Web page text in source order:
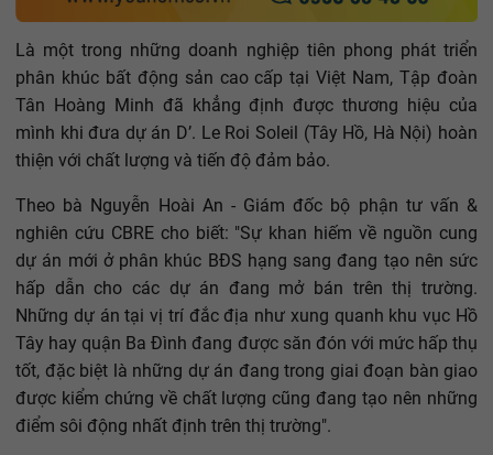
Là một trong những doanh nghiệp tiên phong phát triển
phân khúc bất động sản cao cấp tại Việt Nam, Tập đoàn
Tân Hoàng Minh đã khẳng định được thương hiệu của
mình khi đưa dự án D’. Le Roi Soleil (Tây Hồ, Hà Nội) hoàn
thiện với chất lượng và tiến độ đảm bảo.
Theo bà Nguyễn Hoài An - Giám đốc bộ phận tư vấn &
nghiên cứu CBRE cho biết: "Sự khan hiếm về nguồn cung
dự án mới ở phân khúc BĐS hạng sang đang tạo nên sức
hấp dẫn cho các dự án đang mở bán trên thị trường.
Những dự án tại vị trí đắc địa như xung quanh khu vục Hồ
Tây hay quận Ba Đình đang được săn đón với mức hấp thụ
tốt, đặc biệt là những dự án đang trong giai đoạn bàn giao
được kiểm chứng về chất lượng cũng đang tạo nên những
điểm sôi động nhất định trên thị trường".